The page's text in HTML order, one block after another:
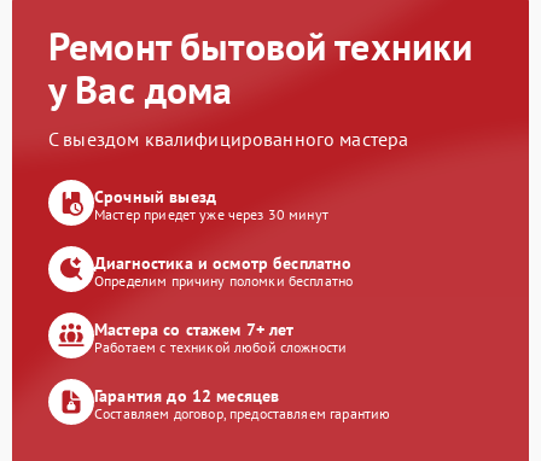
Ремонт бытовой техники
у Вас дома
С выездом квалифицированного мастера
Срочный выезд
Мастер приедет уже через 30 минут
Диагностика и осмотр бесплатно
Определим причину поломки бесплатно
Мастера со стажем 7+ лет
Работаем с техникой любой сложности
Гарантия до 12 месяцев
Составляем договор, предоставляем гарантию